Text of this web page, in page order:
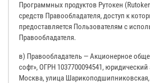
Программных продуктов Рутокен
средств Правообладателя, доступ к
предоставляется Пользователям с
Правообладателя.
в) Правообладатель — Акционерное
софт», ОГРН 1037700094541, юридический
Москва, улица Шарикоподшипниковская,